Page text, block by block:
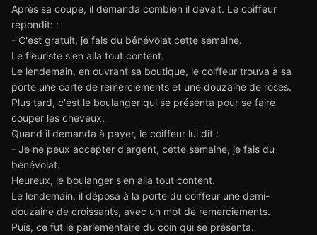
Après sa coupe, il demanda combien il devait. Le coiffeur
répondit: :
- C'est gratuit, je fais du bénévolat cette semaine.
Le fleuriste s'en alla tout content.
Le lendemain, en ouvrant sa boutique, le coiffeur trouva à sa
porte une carte de remerciements et une douzaine de roses.
Plus tard, c'est le boulanger qui se présenta pour se faire
couper les cheveux.
Quand il demanda à payer, le coiffeur lui dit :
- Je ne peux accepter d'argent, cette semaine, je fais du
bénévolat.
Heureux, le boulanger s'en alla tout content.
Le lendemain, il déposa à la porte du coiffeur une demi-
douzaine de croissants, avec un mot de remerciements.
Puis, ce fut le parlementaire du coin qui se présenta.